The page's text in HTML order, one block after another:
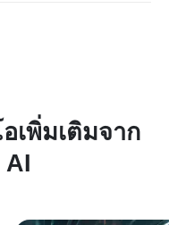
เพิ่มเติมจาก